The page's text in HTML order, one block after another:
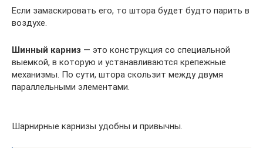
Если замаскировать его, то штора будет будто парить в
воздухе.
Шинный карниз — это конструкция со специальной
выемкой, в которую и устанавливаются крепежные
механизмы. По сути, штора скользит между двумя
параллельными элементами.
Шарнирные карнизы удобны и привычны.